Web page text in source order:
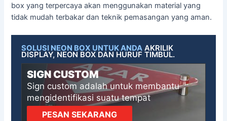
box yang terpercaya akan menggunakan material yang
tidak mudah terbakar dan teknik pemasangan yang aman.
SOLUSI NEON BOX UNTUK ANDA AKRILIK
DISPLAY, NEON BOX DAN HURUF TIMBUL.
SIGN CUSTOM
Sign custom adalah untuk membantu
mengidentifikasi suatu tempat
PESAN SEKARANG